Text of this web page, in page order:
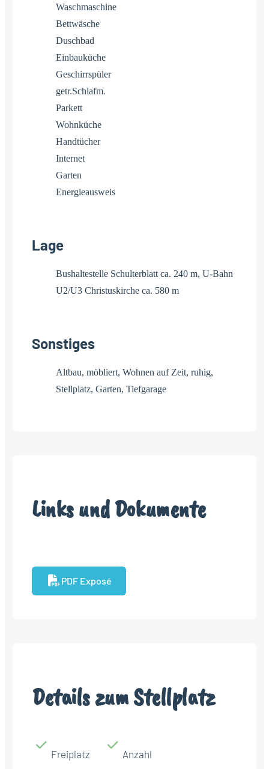
Waschmaschine
Bettwäsche
Duschbad
Einbauküche
Geschirrspüler
getr.Schlafm.
Parkett
Wohnküche
Handtücher
Internet
Garten
Energieausweis
Lage
Bushaltestelle Schulterblatt ca. 240 m, U-Bahn
U2/U3 Christuskirche ca. 580 m
Sonstiges
Altbau, möbliert, Wohnen auf Zeit, ruhig,
Stellplatz, Garten, Tiefgarage
Links und Dokumente
PDF Exposé
Details zum Stellplatz
Freiplatz Anzahl